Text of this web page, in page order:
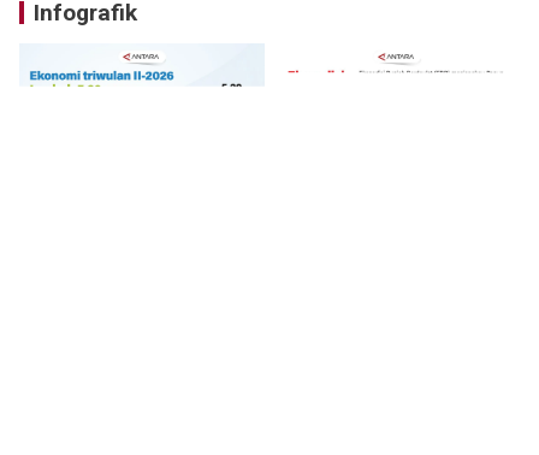
Infografik